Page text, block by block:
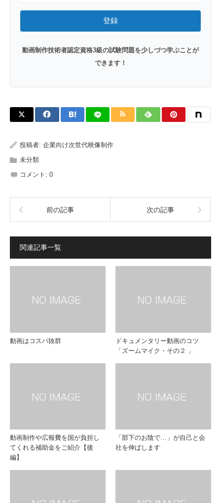
登録
動画制作技術者認定資格3級の試験問題を少しづつ学ぶことが
できます！
投稿者: 企業向け次世代映像制作
未分類
コメント: 0
前の記事 次の記事
関連記事一覧
動画はコスパ抜群
ドキュメンタリー動画のコツ
「ズームマイク・その２ 」
動画制作や広報費を国が負担し
てくれる補助金をご紹介【後
編】
「部下のお陰で…」が自己と会
社を伸ばします